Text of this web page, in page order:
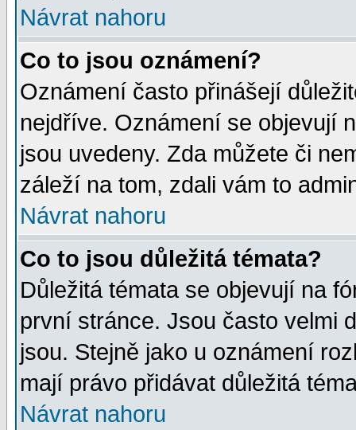
Návrat nahoru
Co to jsou oznámení?
Oznámení často přinášejí
nejdříve. Oznámení se objevují
jsou uvedeny. Zda můžete či
záleží na tom, zdali vám to
Návrat nahoru
Co to jsou důležitá témata?
Důležitá témata se objevují na
první stránce. Jsou často velmi
jsou. Stejně jako u oznámení
mají právo přidávat důležitá
Návrat nahoru